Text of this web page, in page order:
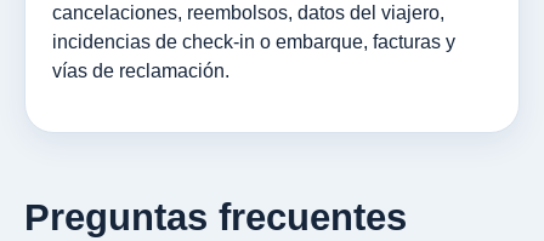
cancelaciones, reembolsos, datos del viajero,
incidencias de check-in o embarque, facturas y
vías de reclamación.
Preguntas frecuentes